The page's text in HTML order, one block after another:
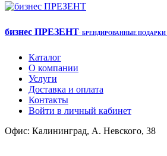
бизнес ПРЕЗЕНТ· БРЕНДИРОВАННЫЕ ПОДАРКИ
Каталог
О компании
Услуги
Доставка и оплата
Контакты
Войти в личный кабинет
Офис: Калининград, А. Невского, 38